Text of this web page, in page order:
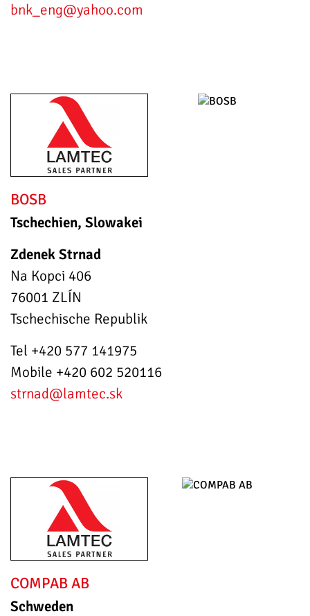
bnk_eng@yahoo.com
BOSB
Tschechien, Slowakei
Zdenek Strnad
Na Kopci 406
76001 ZLÍN
Tschechische Republik
Tel +420 577 141975
Mobile +420 602 520116
strnad@lamtec.sk
COMPAB AB
Schweden